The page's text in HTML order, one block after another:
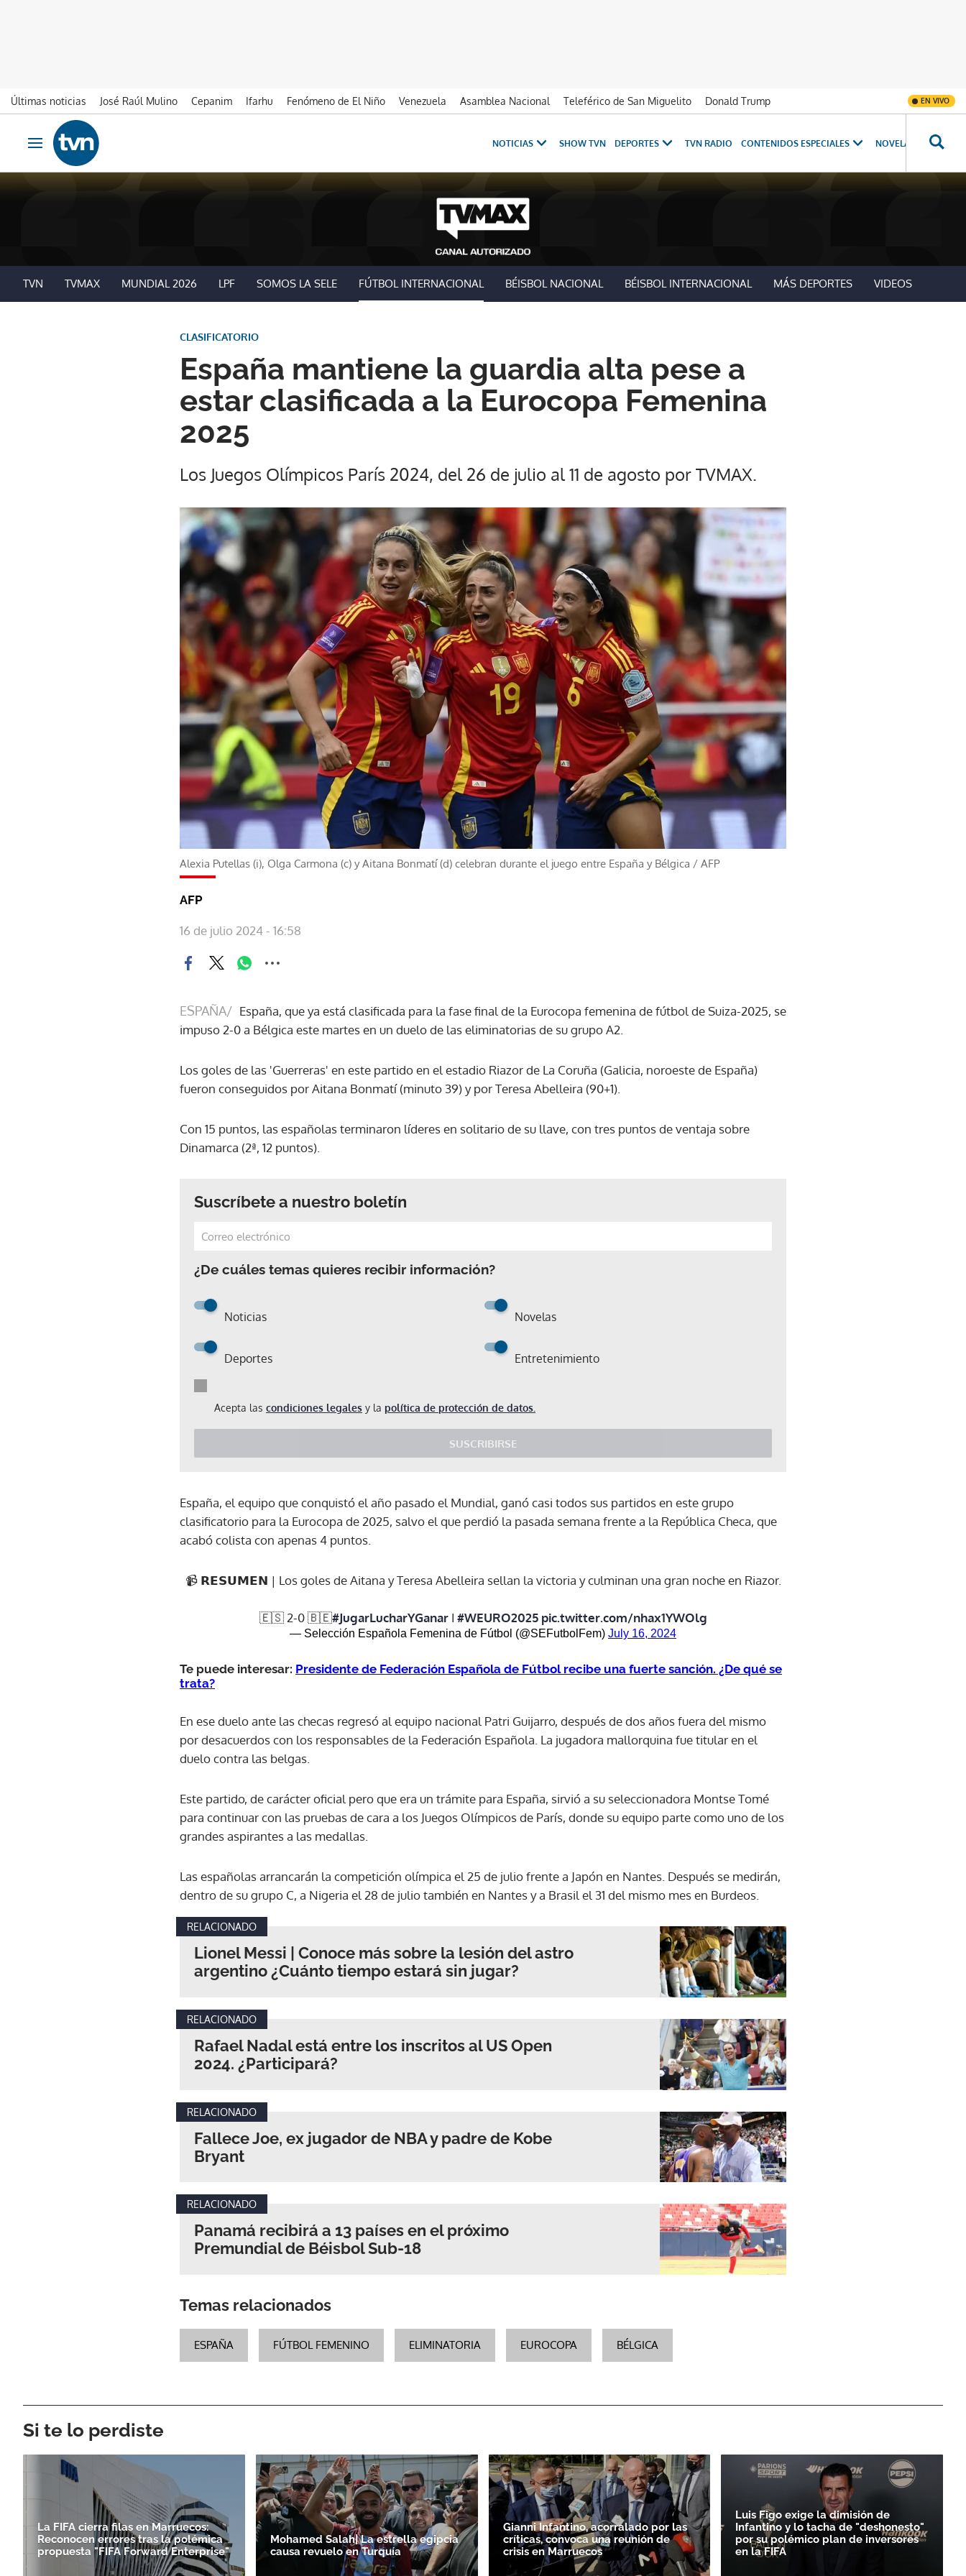
Últimas noticias José Raúl Mulino Cepanim Ifarhu Fenómeno de El Niño Venezuela Asamblea Nacional Teleférico de San Miguelito Donald Trump EN VIVO
Ir al contenido
Obrir navegació
NOTICIAS SHOW TVN DEPORTES TVN RADIO CONTENIDOS ESPECIALES NOVELAS
TVN TVMAX MUNDIAL 2026 LPF SOMOS LA SELE FÚTBOL INTERNACIONAL BÉISBOL NACIONAL BÉISBOL INTERNACIONAL MÁS DEPORTES VIDEOS
España mantiene la guardia alta pese a
estar clasificada a la Eurocopa Femenina
2025
CLASIFICATORIO
Los Juegos Olímpicos París 2024, del 26 de julio al 11 de agosto por TVMAX.
Alexia Putellas (i), Olga Carmona (c) y Aitana Bonmatí (d) celebran durante el juego entre España y Bélgica / AFP
AFP
16 de julio 2024 - 16:58
ESPAÑA/ España, que ya está clasificada para la fase final de la Eurocopa femenina de fútbol de Suiza-2025, se
impuso 2-0 a Bélgica este martes en un duelo de las eliminatorias de su grupo A2.
Los goles de las 'Guerreras' en este partido en el estadio Riazor de La Coruña (Galicia, noroeste de España)
fueron conseguidos por Aitana Bonmatí (minuto 39) y por Teresa Abelleira (90+1).
Con 15 puntos, las españolas terminaron líderes en solitario de su llave, con tres puntos de ventaja sobre
Dinamarca (2ª, 12 puntos).
Suscríbete a nuestro boletín
¿De cuáles temas quieres recibir información?
Noticias Novelas
Deportes Entretenimiento
Acepta las condiciones legales y la política de protección de datos.
SUSCRIBIRSE
España, el equipo que conquistó el año pasado el Mundial, ganó casi todos sus partidos en este grupo
clasificatorio para la Eurocopa de 2025, salvo el que perdió la pasada semana frente a la República Checa, que
acabó colista con apenas 4 puntos.
📹 𝗥𝗘𝗦𝗨𝗠𝗘𝗡 | Los goles de Aitana y Teresa Abelleira sellan la victoria y culminan una gran noche en Riazor.
🇪🇸 2-0 🇧🇪#JugarLucharYGanarI #WEURO2025 pic.twitter.com/nhax1YWOlg
— Selección Española Femenina de Fútbol (@SEFutbolFem) July 16, 2024
Te puede interesar: Presidente de Federación Española de Fútbol recibe una fuerte sanción. ¿De qué se
trata?
En ese duelo ante las checas regresó al equipo nacional Patri Guijarro, después de dos años fuera del mismo
por desacuerdos con los responsables de la Federación Española. La jugadora mallorquina fue titular en el
duelo contra las belgas.
Este partido, de carácter oficial pero que era un trámite para España, sirvió a su seleccionadora Montse Tomé
para continuar con las pruebas de cara a los Juegos Olímpicos de París, donde su equipo parte como uno de los
grandes aspirantes a las medallas.
Las españolas arrancarán la competición olímpica el 25 de julio frente a Japón en Nantes. Después se medirán,
dentro de su grupo C, a Nigeria el 28 de julio también en Nantes y a Brasil el 31 del mismo mes en Burdeos.
RELACIONADO
Lionel Messi | Conoce más sobre la lesión del astro
argentino ¿Cuánto tiempo estará sin jugar?
RELACIONADO
Rafael Nadal está entre los inscritos al US Open
2024. ¿Participará?
RELACIONADO
Fallece Joe, ex jugador de NBA y padre de Kobe
Bryant
RELACIONADO
Panamá recibirá a 13 países en el próximo
Premundial de Béisbol Sub-18
Temas relacionados
ESPAÑA FÚTBOL FEMENINO ELIMINATORIA EUROCOPA BÉLGICA
Si te lo perdiste
La FIFA cierra filas en Marruecos:
Reconocen errores tras la polémica
propuesta "FIFA Forward Enterprise"
Mohamed Salah| La estrella egipcia
causa revuelo en Turquía
Gianni Infantino, acorralado por las
críticas, convoca una reunión de
crisis en Marruecos
Luis Figo exige la dimisión de
Infantino y lo tacha de "deshonesto"
por su polémico plan de inversores
en la FIFA